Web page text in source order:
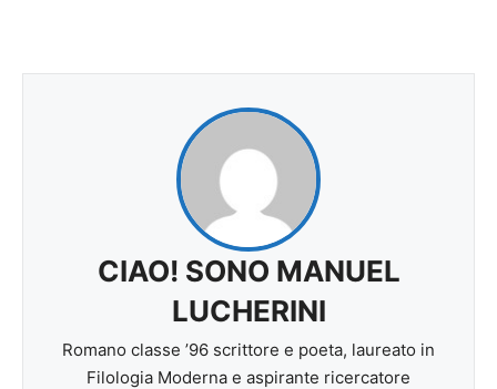
CIAO! SONO MANUEL
LUCHERINI
Romano classe ’96 scrittore e poeta, laureato in
Filologia Moderna e aspirante ricercatore